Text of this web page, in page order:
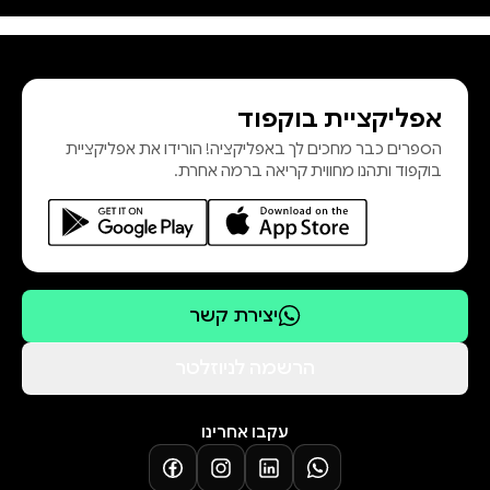
אפליקציית בוקפוד
הספרים כבר מחכים לך באפליקציה! הורידו את אפליקציית
בוקפוד ותהנו מחווית קריאה ברמה אחרת.
יצירת קשר
עקבו אחרינו